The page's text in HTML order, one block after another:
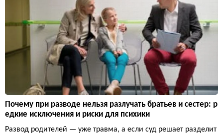
Почему при разводе нельзя разлучать братьев и сестер: р
едкие исключения и риски для психики
Развод родителей — уже травма, а если суд решает разделит